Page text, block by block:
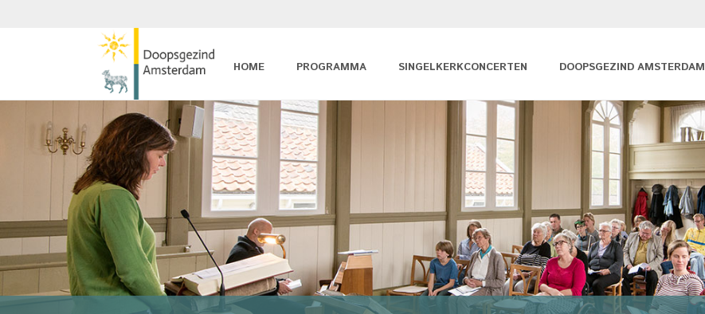
HOME PROGRAMMA SINGELKERKCONCERTEN DOOPSGEZIND AMSTERDAM